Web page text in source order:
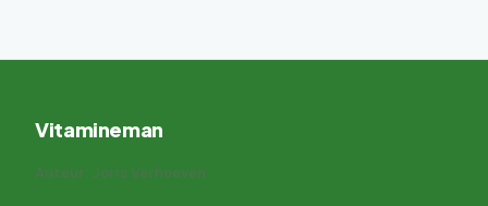
Vitamineman
Auteur: Joris Verhoeven